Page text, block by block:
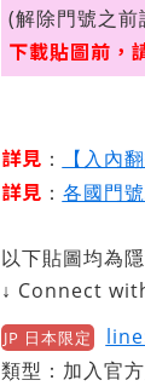
(解除門號之
下載貼圖前，
詳見 ： 【入內
詳見 ： 各國門
以下貼圖均為隱
↓ Connect
JP 日本限定
類型：加入官